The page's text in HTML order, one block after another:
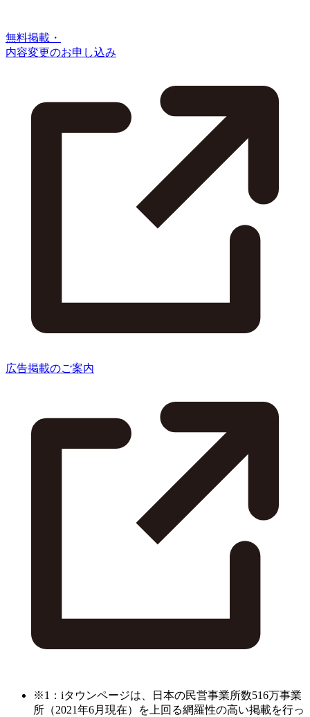
無料掲載・
内容変更のお申し込み
広告掲載のご案内
※1：iタウンページは、日本の民営事業所数516万事業
所（2021年6月現在）を上回る網羅性の高い掲載を行っ